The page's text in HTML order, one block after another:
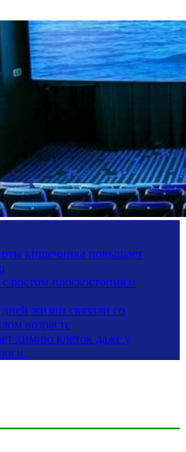
кишечника повышает
ростом плоскостопия и
жизни связали со
возрасте
химию клеток даже у